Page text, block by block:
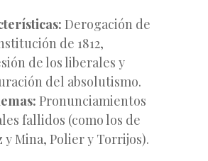
Derogación de
de 1812,
de los liberales y
del absolutismo.
Pronunciamientos
fallidos (como los de
y Mina, Polier y Torrijos).